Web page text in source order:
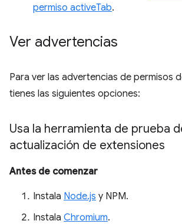
permiso activeTab.
Ver advertencias
Para ver las advertencias de permisos
tienes las siguientes opciones:
Usa la herramienta de prueba
actualización de extensiones
Antes de comenzar
Instala Node.js y NPM.
Instala Chromium.